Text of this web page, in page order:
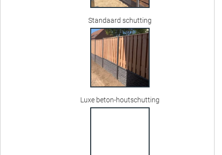
Standaard schutting
Luxe beton-houtschutting